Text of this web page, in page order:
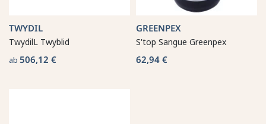
TWYDIL
TwydilL Twyblid
ab 506,12 €
GREENPEX
S'top Sangue Greenpex
62,94 €